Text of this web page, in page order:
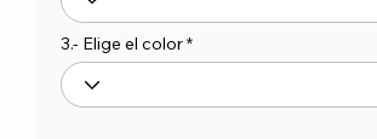
3.- Elige el color